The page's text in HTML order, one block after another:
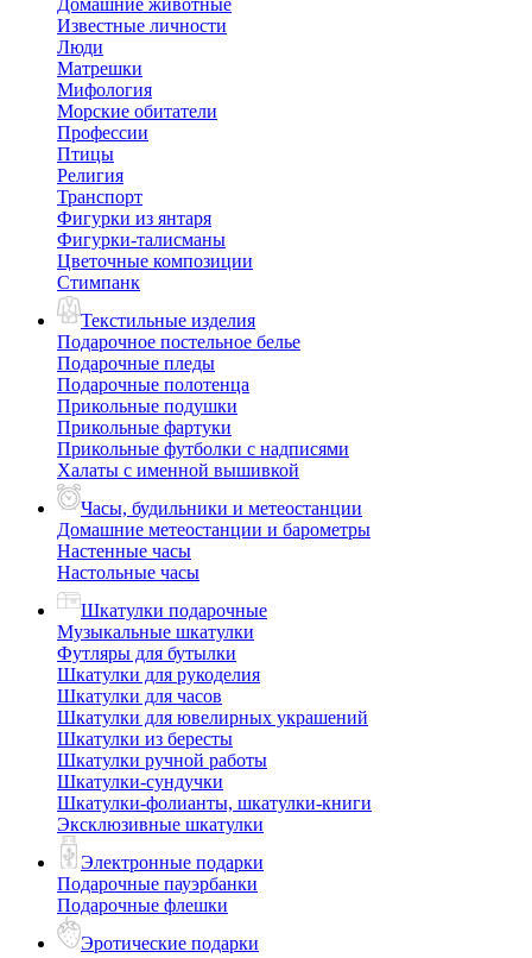
Домашние животные
Известные личности
Люди
Матрешки
Мифология
Морские обитатели
Профессии
Птицы
Религия
Транспорт
Фигурки из янтаря
Фигурки-талисманы
Цветочные композиции
Стимпанк
Текстильные изделия
Подарочное постельное белье
Подарочные пледы
Подарочные полотенца
Прикольные подушки
Прикольные фартуки
Прикольные футболки с надписями
Халаты с именной вышивкой
Часы, будильники и метеостанции
Домашние метеостанции и барометры
Настенные часы
Настольные часы
Шкатулки подарочные
Музыкальные шкатулки
Футляры для бутылки
Шкатулки для рукоделия
Шкатулки для часов
Шкатулки для ювелирных украшений
Шкатулки из бересты
Шкатулки ручной работы
Шкатулки-сундучки
Шкатулки-фолианты, шкатулки-книги
Эксклюзивные шкатулки
Электронные подарки
Подарочные пауэрбанки
Подарочные флешки
Эротические подарки